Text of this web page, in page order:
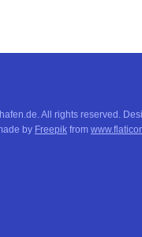
All rights reserved.
by Freepik from